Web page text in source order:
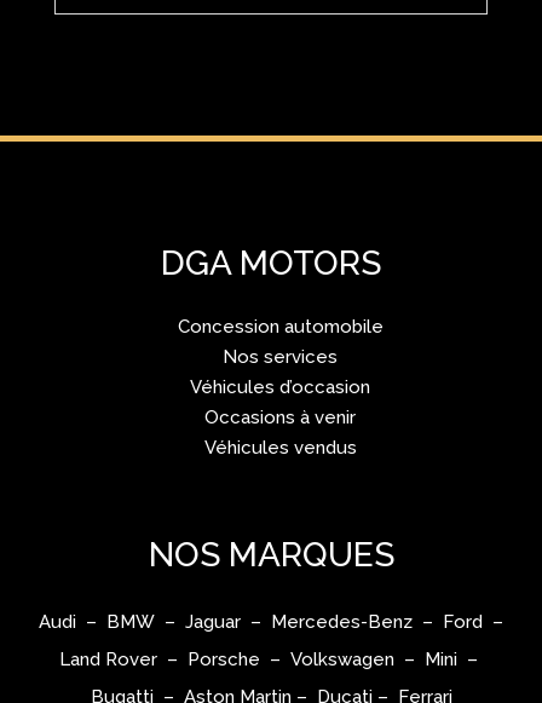
DGA MOTORS
Concession automobile
Nos services
Véhicules d’occasion
Occasions à venir
Véhicules vendus
NOS MARQUES
Audi – BMW – Jaguar – Mercedes-Benz – Ford –
Land Rover – Porsche – Volkswagen – Mini –
Bugatti – Aston Martin – Ducati – Ferrari